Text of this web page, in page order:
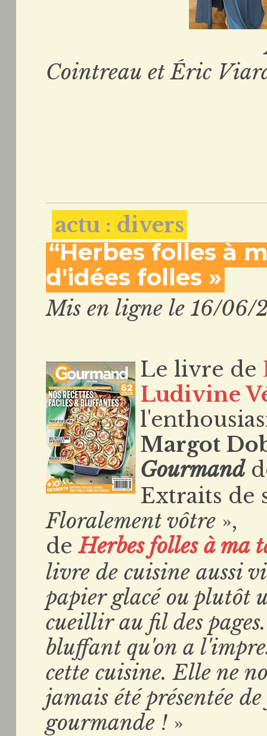
Aurélie
Cointreau et Éric
actu : divers
“Herbes folles à
d'idées folles »
Mis en ligne le 16/06/
Le livre de
Ludivine
Margot
Gourmand
Extraits de
Floralement vôtre »,
deHerbes folles à ma
livre de cuisine aussi
papier glacé ou plutôt
cueillir au fil des
bluffant qu'on a
cette cuisine. Elle ne
jamais été présentée
gourmande ! »